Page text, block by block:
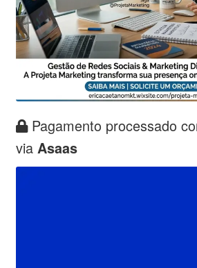
Pagamento processado
via Asaas